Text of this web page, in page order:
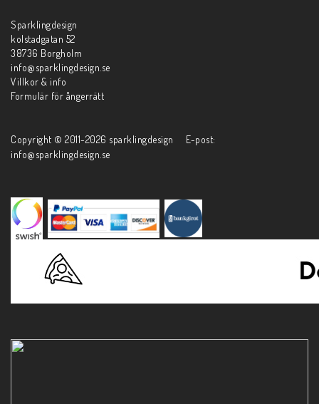
Sparklingdesign
kolstadgatan 52
38736 Borgholm
info@sparklingdesign.se
Villkor & info
Formulär för ångerrätt
Copyright © 2011-2026 sparklingdesign E-post:
info@sparklingdesign.se